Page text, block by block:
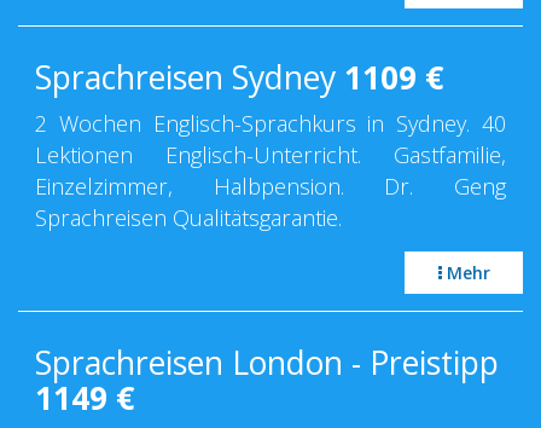
Sprachreisen Sydney 1109 €
2 Wochen Englisch-Sprachkurs in Sydney. 40
Lektionen Englisch-Unterricht. Gastfamilie,
Einzelzimmer, Halbpension. Dr. Geng
Sprachreisen Qualitätsgarantie.
Mehr
Sprachreisen London - Preistipp
1149 €